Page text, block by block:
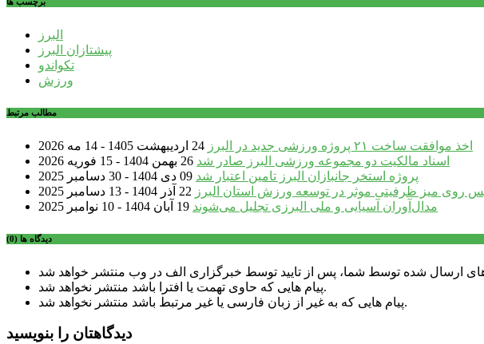
البرز
پیشتازان البرز
تکواندو
ورزش
مطالب مرتبط
اخذ موافقت ساخت ۲۱ پروژه ورزشی جدید در البرز
24 اردیبهشت 1405 - 14 مه 2026
اسناد مالکیت دو مجموعه ورزشی البرز صادر شد 26 بهمن 1404 - 15 فوریه 2026
پروژه استخر جانبازان البرز تامین اعتبار شد 09 دی 1404 - 30 دسامبر 2025
روی میز ظرفیتی موثر در توسعه ورزش استان البرز 22 آذر 1404 - 13 دسامبر 2025
مدال‌آوران آسیایی و ملی البرزی تجلیل می‌شوند 19 آبان 1404 - 10 نوامبر 2025
دیدگاه ها (0)
پیام هایی که حاوی تهمت یا افترا باشد منتشر نخواهد شد.
پیام هایی که به غیر از زبان فارسی یا غیر مرتبط باشد منتشر نخواهد شد.
دیدگاهتان را بنویسید